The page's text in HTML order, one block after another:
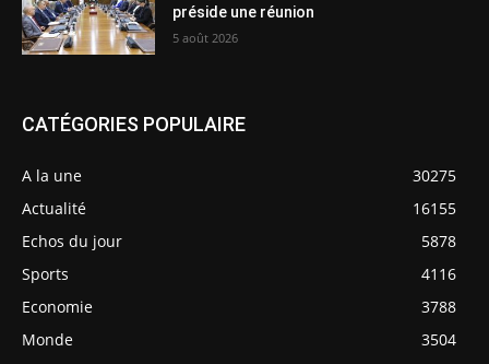
préside une réunion
5 août 2026
CATÉGORIES POPULAIRE
A la une
30275
Actualité
16155
Echos du jour
5878
Sports
4116
Economie
3788
Monde
3504